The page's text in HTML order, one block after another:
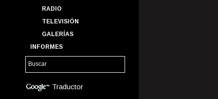
RADIO
TELEVISIÓN
GALERÍAS
INFORMES
Traductor